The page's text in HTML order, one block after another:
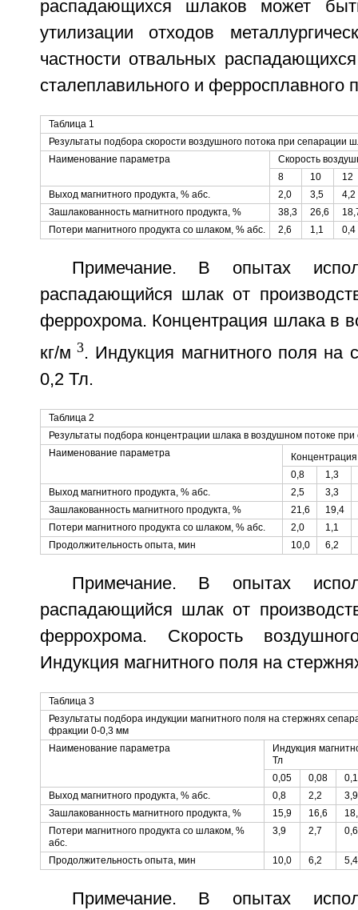
распадающихся шлаков может
утилизации отходов
частности отвальных
сталеплавильного и ферросплавного
Таблица 1
Результаты подбора скорости воздушного потока при сепарации
Наименование параметра
Скорость
8
10
12
Выход магнитного продукта, % абс.
2,0 3,5
4,2
Зашлакованность магнитного продукта, %
38,3 26,6
Потери магнитного продукта со шлаком, % абс.
2,6 1,1 0,4
Примечание. В опытах
распадающийся шлак от
феррохрома. Концентрация шлака в
кг/м 3. Индукция магнитного поля на
0,2 Тл.
Таблица 2
Результаты подбора концентрации шлака в воздушном потоке
Наименование параметра
0,8
1,3
Выход магнитного продукта, % абс.
2,5
3,3
Зашлакованность магнитного продукта, %
21,6
19,4
Потери магнитного продукта со шлаком, % абс.
2,0
1,1
Продолжительность опыта, мин
10,0 6,2
Примечание. В опытах
распадающийся шлак от
феррохрома. Скорость
Индукция магнитного поля на
Таблица 3
Результаты подбора индукции магнитного поля на стержнях
фракции 0-0,3 мм
Наименование параметра
Индукция
Тл
0,05
0,08
0,1
Выход магнитного продукта, % абс.
0,8 2,2
3,9
Зашлакованность магнитного продукта, %
15,9 16,6
Потери магнитного продукта со шлаком, %
абс.
3,9 2,7 0,6
Продолжительность опыта, мин 10,0 6,2 5,4
Примечание. В опытах